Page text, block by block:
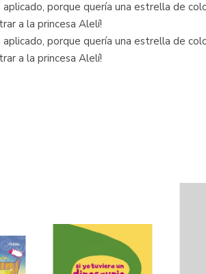
porque quería una estrella de
a la princesa Alelí!
porque quería una estrella de
a la princesa Alelí!